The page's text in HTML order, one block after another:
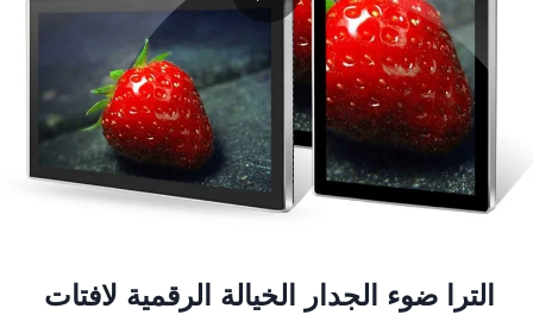
الترا ضوء الجدار الخيالة الرقمية لافتات